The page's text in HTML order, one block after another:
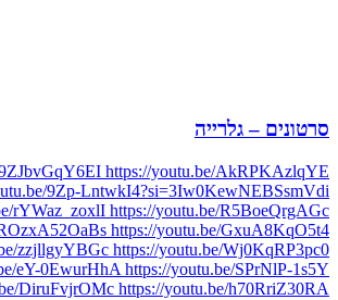
סרטונים – גלרייה
https://youtu.be/AkRPKAzlqYE
9Zp-LntwkI4?si=3Iw0KewNEBSsmVdi
rYWaz_zoxlI https://youtu.be/R5BoeQrgAGc
https://youtu.be/GxuA8KqO5t4
zzjllgyYBGc https://youtu.be/Wj0KqRP3pc0
eY-0EwurHhA https://youtu.be/SPrNlP-1s5Y
DiruFvjrOMc https://youtu.be/h70RriZ30RA